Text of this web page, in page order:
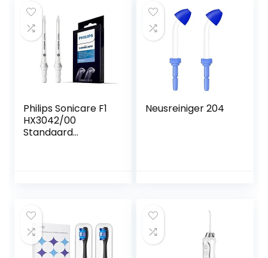
Philips Sonicare F1
HX3042/00
Standaard
Neusreiniger 204